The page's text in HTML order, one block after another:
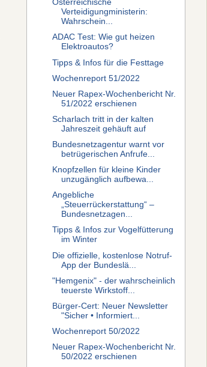
Österreichische
Verteidigungministerin:
Wahrschein...
ADAC Test: Wie gut heizen
Elektroautos?
Tipps & Infos für die Festtage
Wochenreport 51/2022
Neuer Rapex-Wochenbericht Nr.
51/2022 erschienen
Scharlach tritt in der kalten
Jahreszeit gehäuft auf
Bundesnetzagentur warnt vor
betrügerischen Anfrufe...
Knopfzellen für kleine Kinder
unzugänglich aufbewa...
Angebliche
„Steuerrückerstattung“ –
Bundesnetzagen...
Tipps & Infos zur Vogelfütterung
im Winter
Die offizielle, kostenlose Notruf-
App der Bundeslä...
"Hemgenix" - der wahrscheinlich
teuerste Wirkstoff...
Bürger-Cert: Neuer Newsletter
"Sicher • Informiert...
Wochenreport 50/2022
Neuer Rapex-Wochenbericht Nr.
50/2022 erschienen